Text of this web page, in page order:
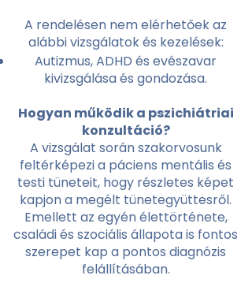
A rendelésen nem elérhetőek az
alábbi vizsgálatok és kezelések:
Autizmus, ADHD és evészavar
kivizsgálása és gondozása.
Hogyan működik a pszichiátriai
konzultáció?
A vizsgálat során szakorvosunk
feltérképezi a páciens mentális és
testi tüneteit, hogy részletes képet
kapjon a megélt tünetegyüttesről.
Emellett az egyén élettörténete,
családi és szociális állapota is fontos
szerepet kap a pontos diagnózis
felállításában.